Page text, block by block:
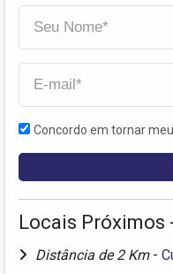
Concordo em tornar
Locais Próximos
Distância de 2 Km -